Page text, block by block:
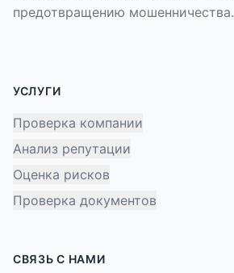
предотвращению мошенничества.
УСЛУГИ
Проверка компании
Анализ репутации
Оценка рисков
Проверка документов
СВЯЗЬ С НАМИ